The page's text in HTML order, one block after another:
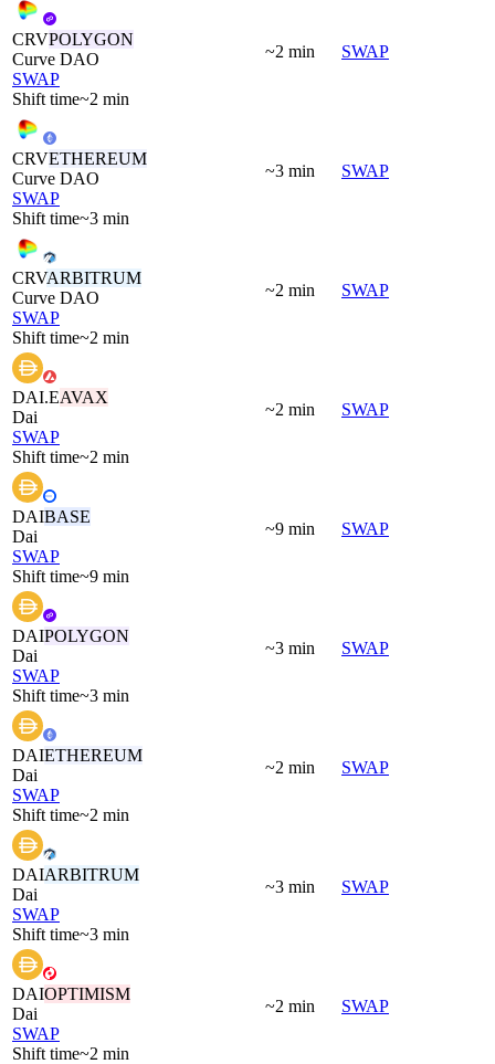
CRVPOLYGON
Curve DAO
SWAP
Shift time~2 min
~2 min SWAP
CRVETHEREUM
Curve DAO
SWAP
Shift time~3 min
~3 min SWAP
CRVARBITRUM
Curve DAO
SWAP
Shift time~2 min
~2 min SWAP
DAI.EAVAX
Dai
SWAP
Shift time~2 min
~2 min SWAP
DAIBASE
Dai
SWAP
Shift time~9 min
~9 min SWAP
DAIPOLYGON
Dai
SWAP
Shift time~3 min
~3 min SWAP
DAIETHEREUM
Dai
SWAP
Shift time~2 min
~2 min SWAP
DAIARBITRUM
Dai
SWAP
Shift time~3 min
~3 min SWAP
DAIOPTIMISM
Dai
SWAP
Shift time~2 min
~2 min SWAP